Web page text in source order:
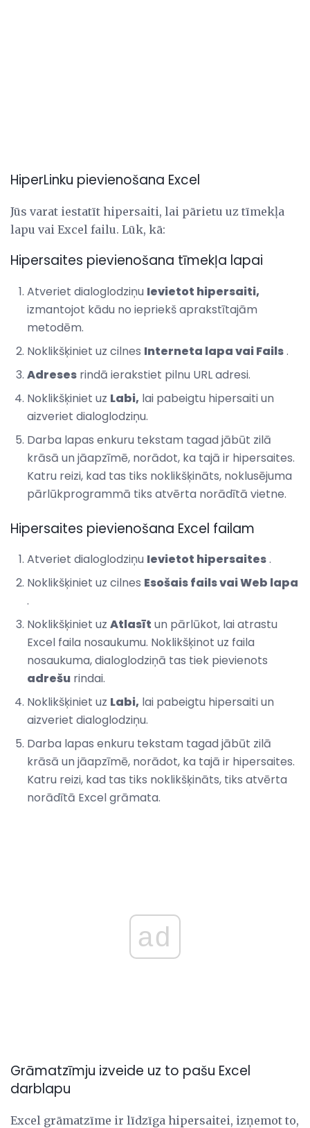
HiperLinku pievienošana Excel
Jūs varat iestatīt hipersaiti, lai pārietu uz tīmekļa
lapu vai Excel failu. Lūk, kā:
Hipersaites pievienošana tīmekļa lapai
Atveriet dialoglodziņu Ievietot hipersaiti,
izmantojot kādu no iepriekš aprakstītajām
metodēm.
Noklikšķiniet uz cilnes Interneta lapa vai Fails.
Adreses rindā ierakstiet pilnu URL adresi.
Noklikšķiniet uz Labi, lai pabeigtu hipersaiti un
aizveriet dialoglodziņu.
Darba lapas enkuru tekstam tagad jābūt zilā
krāsā un jāapzīmē, norādot, ka tajā ir hipersaites.
Katru reizi, kad tas tiks noklikšķināts, noklusējuma
pārlūkprogrammā tiks atvērta norādītā vietne.
Hipersaites pievienošana Excel failam
Atveriet dialoglodziņu Ievietot hipersaites.
Noklikšķiniet uz cilnes Esošais fails vai Web lapa
.
Noklikšķiniet uz Atlasīt un pārlūkot, lai atrastu
Excel faila nosaukumu. Noklikšķinot uz faila
nosaukuma, dialoglodziņā tas tiek pievienots
adrešu rindai.
Noklikšķiniet uz Labi, lai pabeigtu hipersaiti un
aizveriet dialoglodziņu.
Darba lapas enkuru tekstam tagad jābūt zilā
krāsā un jāapzīmē, norādot, ka tajā ir hipersaites.
Katru reizi, kad tas tiks noklikšķināts, tiks atvērta
norādītā Excel grāmata.
ad
Grāmatzīmju izveide uz to pašu Excel
darblapu
Excel grāmatzīme ir līdzīga hipersaitei, izņemot to,